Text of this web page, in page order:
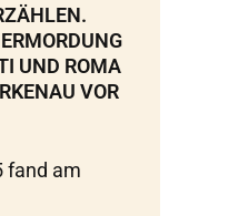
UND ROMA
VOR
fand am